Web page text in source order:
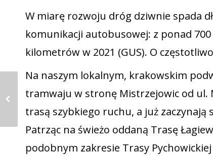
W miarę rozwoju dróg dziwnie spada
komunikacji autobusowej: z ponad
kilometrów w 2021 (GUS). O
Na naszym lokalnym, krakowskim
tramwaju w stronę Mistrzejowic od ul.
trasą szybkiego ruchu, a już zaczynają
Patrząc na świeżo oddaną Trasę
podobnym zakresie Trasy